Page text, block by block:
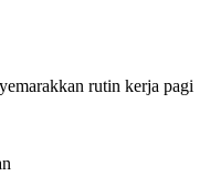
rutin kerja pagi